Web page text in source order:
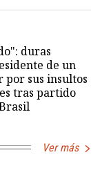
duras
de un
por sus insultos
tras partido
Ver más